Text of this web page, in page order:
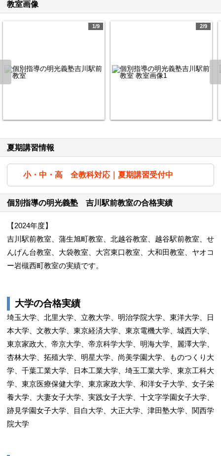
教室画像
1/9 2/9
夏期講習情報
小・中・高 全教科対応｜夏期講習受付中
個別指導の明光義塾 吉川駅前教室の合格実績
【2024年度】
吉川駅前教室、蒲生旭町教室、北越谷教室、越谷駅前教室、せ
んげん台教室、大袋教室、大宮東口教室、大和田教室、ヤオコ
ー岩槻西町教室の実績です。
大学の合格実績
埼玉大学、北里大学、立教大学、明治学院大学、東洋大学、日
本大学、文教大学、東京経済大学、東京電機大学、城西大学、
東京家政大、帝京大学、帝京科学大学、明海大学、麗澤大学、
杏林大学、拓殖大学、明星大学、尚美学園大学、ものつくり大
学、千葉工業大学、日本工業大学、埼玉工業大学、東京工科大
学、東京医療保健大学、東京家政大学、和洋女子大学、女子栄
養大学、大妻女子大学、実践女子大学、十文字学園女子大学、
跡見学園女子大学、目白大学、大正大学、津田塾大学、関西学
院大学